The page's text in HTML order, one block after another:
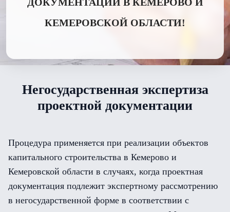
КЕМЕРОВСКОЙ ОБЛАСТИ!
Негосударственная экспертиза
проектной документации
Процедура применяется при реализации объектов
капитального строительства в Кемерово и
Кемеровской области в случаях, когда проектная
документация подлежит экспертному рассмотрению
в негосударственной форме в соответствии с